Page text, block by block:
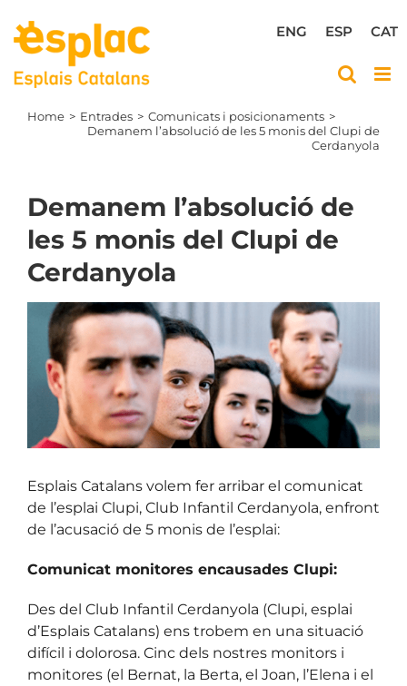
content
CAT
ESP
ENG
Home Entrades
Comunicats i posicionaments
Demanem l’absolució de les 5 monis del Clupi de
Cerdanyola
Demanem l’absolució de
les 5 monis del Clupi de
Cerdanyola
View
Larger
Image
Esplais Catalans volem fer arribar el comunicat
de l’esplai Clupi, Club Infantil Cerdanyola, enfront
de l’acusació de 5 monis de l’esplai:
Comunicat monitores encausades Clupi:
Des del Club Infantil Cerdanyola (Clupi, esplai
d’Esplais Catalans) ens trobem en una situació
difícil i dolorosa. Cinc dels nostres monitors i
monitores (el Bernat, la Berta, el Joan, l’Elena i el